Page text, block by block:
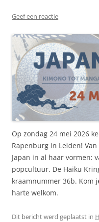
Geef een reactie
Op zondag 24 mei 2026
Rapenburg in Leiden!
Japan in al haar vormen:
popcultuur. De Haiku
kraamnummer 36b. Kom
harte welkom.
Dit bericht werd geplaatst in